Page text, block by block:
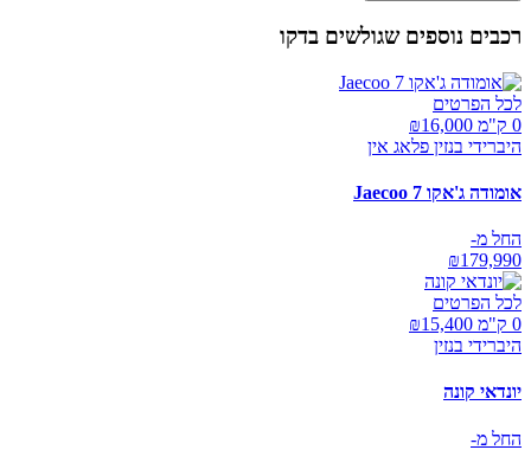
רכבים נוספים שגולשים בדקו
לכל הפרטים
0 ק"מ ₪
16,000
היברידי בנזין פלאג אין
אומודה ג'אקו Jaecoo 7
החל מ-
₪179,990
לכל הפרטים
0 ק"מ ₪
15,400
היברידי בנזין
יונדאי קונה
החל מ-